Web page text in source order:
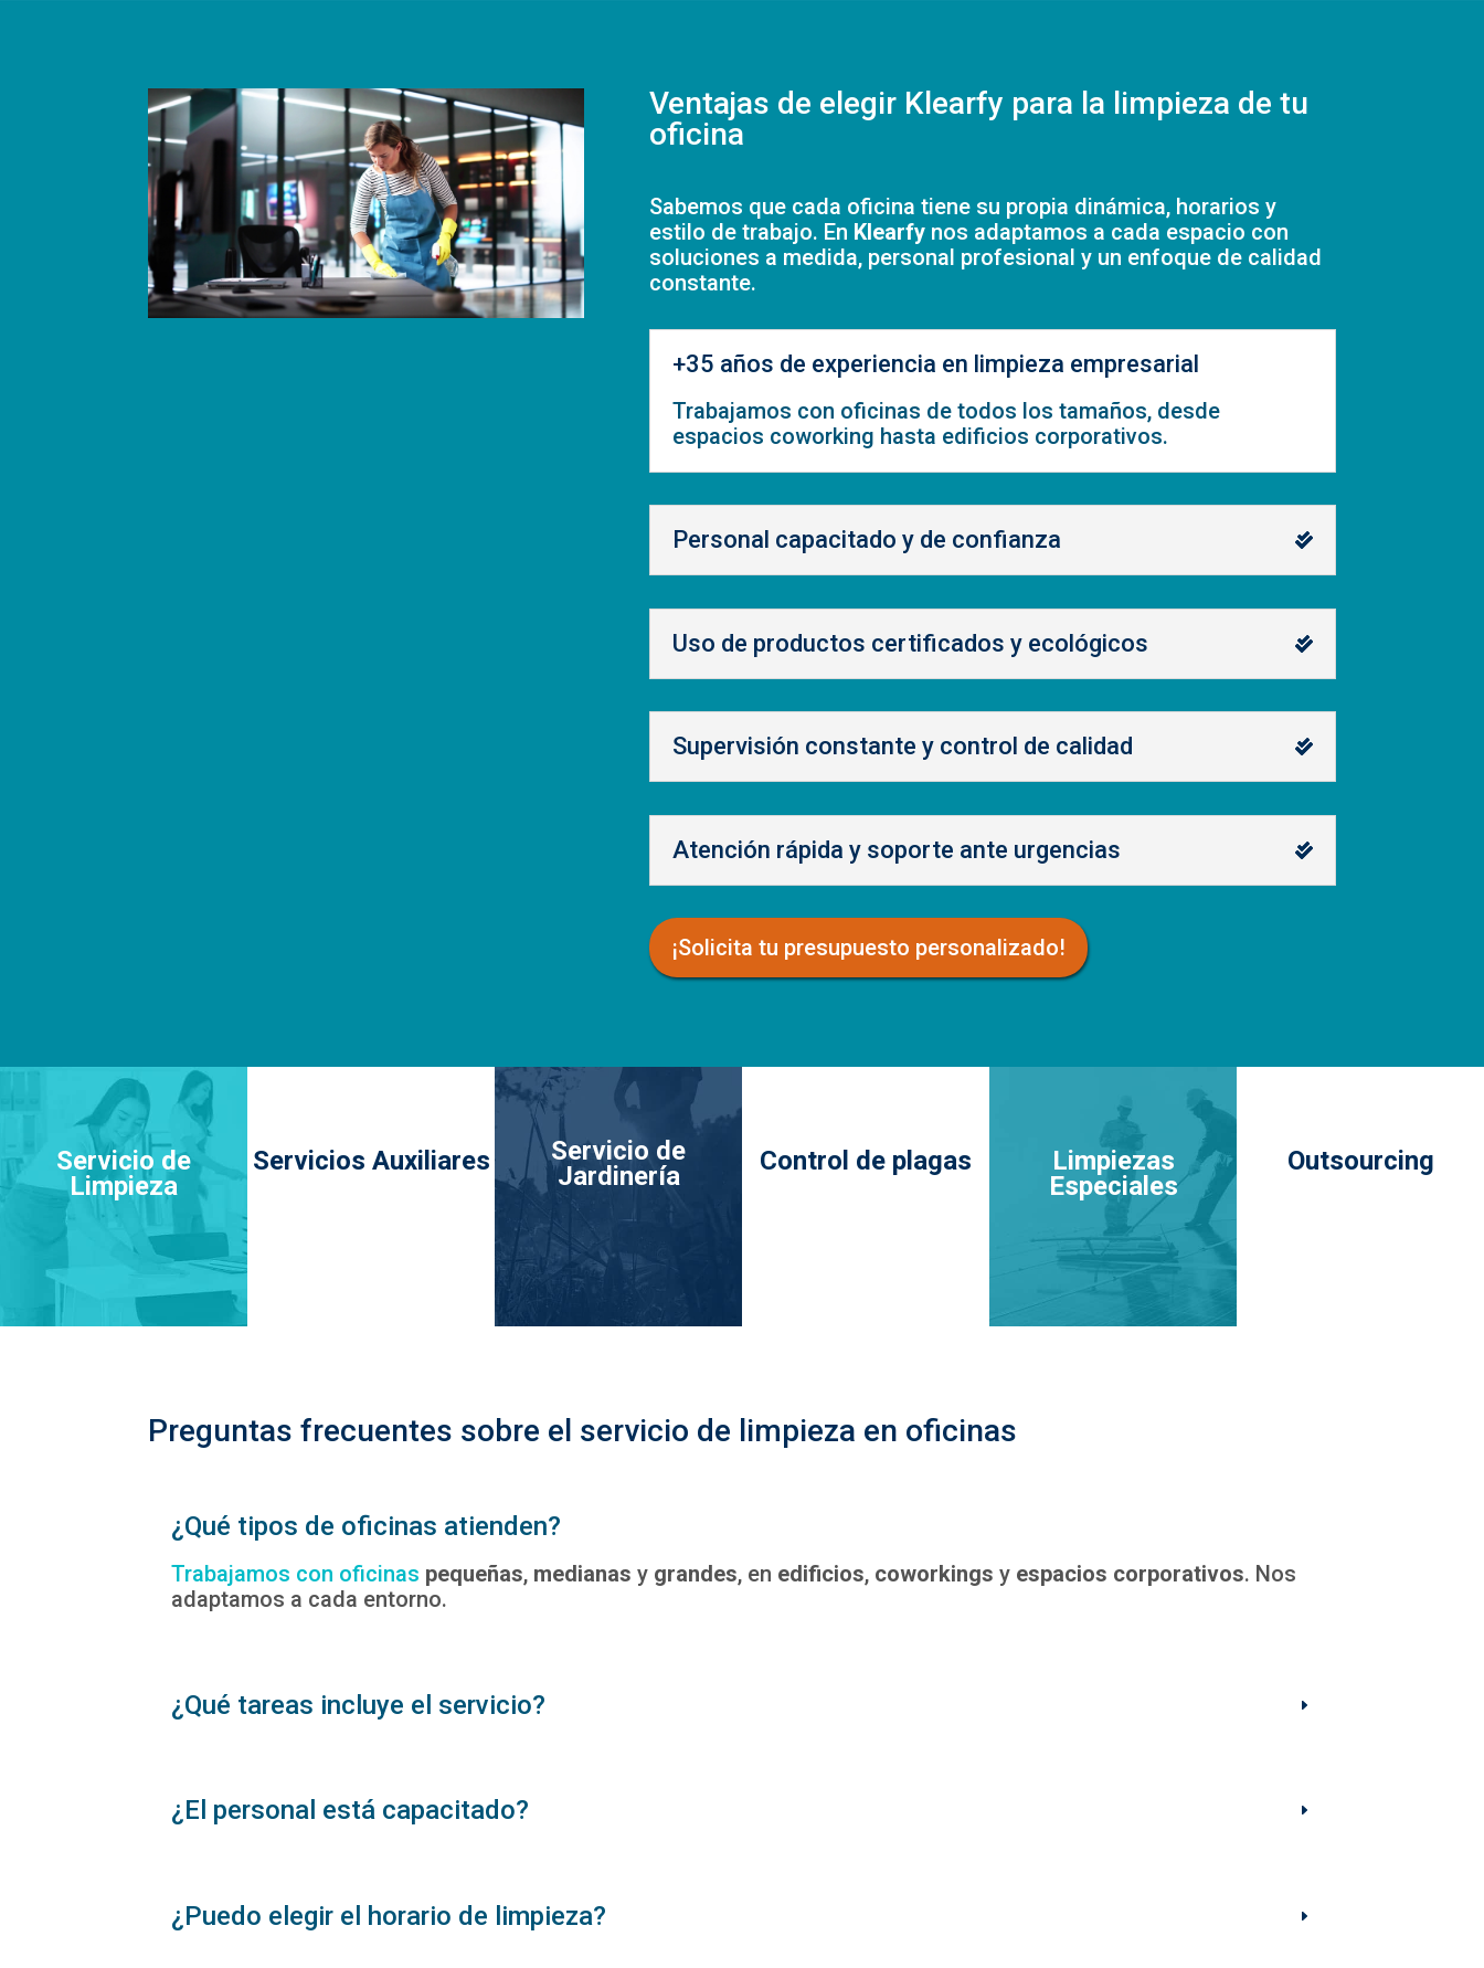
Ventajas de elegir Klearfy para la limpieza de tu
oficina
Sabemos que cada oficina tiene su propia dinámica, horarios y
estilo de trabajo. En Klearfy nos adaptamos a cada espacio con
soluciones a medida, personal profesional y un enfoque de calidad
constante.
+35 años de experiencia en limpieza empresarial
Trabajamos con oficinas de todos los tamaños, desde
espacios coworking hasta edificios corporativos.
Personal capacitado y de confianza
Uso de productos certificados y ecológicos
Supervisión constante y control de calidad
Atención rápida y soporte ante urgencias
¡Solicita tu presupuesto personalizado!
Servicio de
Limpieza
Servicios Auxiliares
Servicio de
Jardinería
Control de plagas
Limpiezas
Especiales
Outsourcing
Preguntas frecuentes sobre el servicio de limpieza en oficinas
¿Qué tipos de oficinas atienden?
Trabajamos con oficinas pequeñas, medianas y grandes, en edificios, coworkings y espacios corporativos. Nos
adaptamos a cada entorno.
¿Qué tareas incluye el servicio?
¿El personal está capacitado?
¿Puedo elegir el horario de limpieza?